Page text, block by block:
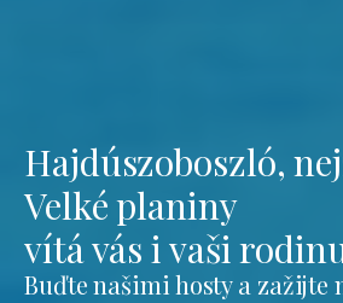
Hajdúszoboszló,
Velké planiny
vítá vás i vaši
Buďte našimi hosty a zažijte